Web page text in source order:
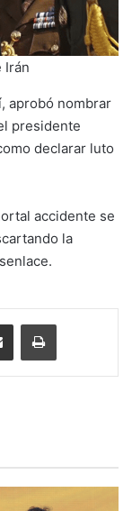
Irán
aprobó nombrar
presidente
declarar luto
accidente se
la
Enviar vía email Imprimir